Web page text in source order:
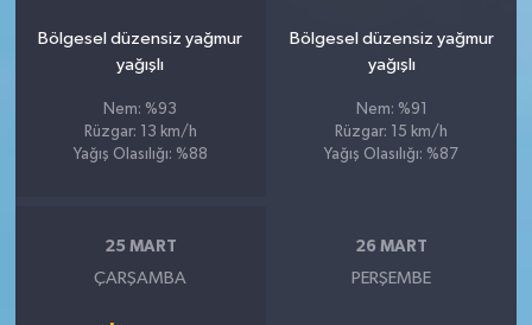
Bölgesel düzensiz yağmur
yağışlı
Nem: %93
Rüzgar: 13 km/h
Yağış Olasılığı: %88
Bölgesel düzensiz yağmur
yağışlı
Nem: %91
Rüzgar: 15 km/h
Yağış Olasılığı: %87
25 MART
ÇARŞAMBA
26 MART
PERŞEMBE